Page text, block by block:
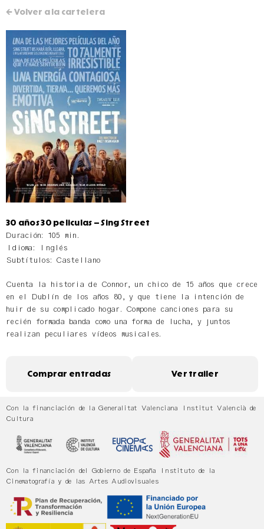
← Volver a la cartelera
30 años 30 peliculas – Sing Street
Duración: 105 min.
Idioma: Inglés
Subtítulos: Castellano
Cuenta la historia de Connor, un chico de 15 años que crece
en el Dublín de los años 80, y que tiene la intención de
huir de su complicado hogar. Compone canciones para su
recién formada banda como una forma de lucha, y juntos
realizan peculiares vídeos musicales.
Comprar entradas Ver trailer
Con la financiación de la Generalitat Valenciana Institut Valencià de
Cultura
Con la financiación del Gobierno de España Instituto de la
Cinematografía y de las Artes Audiovisuales